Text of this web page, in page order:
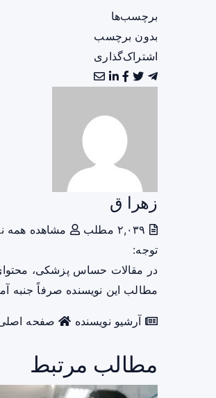
برچسب‌ها
بدون برچسب
اشتراک‌گذاری
زهرا ق
مشاهده همه
توجه:
در مقالات حساس پزشکی،
مطالب این نویسنده صرفاً جنبه
آرشیو نویسنده صفحه
مطالب مرتبط